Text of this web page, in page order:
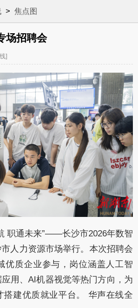
> 焦点图
场招聘会
]
职通未来”——长沙市2026年数智
人力资源市场举行。本次招聘会
优质企业参与，岗位涵盖人工智
用、AI机器视觉等热门方向，为
搭建优质就业平台。 华声在线全